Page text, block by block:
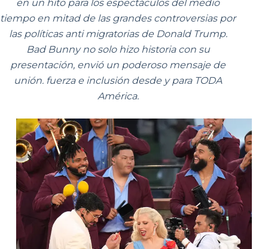
en un hito para los espectáculos del medio
tiempo en mitad de las grandes controversias por
las políticas anti migratorias de Donald Trump.
Bad Bunny no solo hizo historia con su
presentación, envió un poderoso mensaje de
unión. fuerza e inclusión desde y para TODA
América.